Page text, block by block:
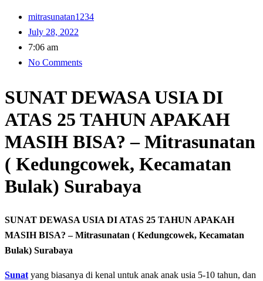
mitrasunatan1234
July 28, 2022
7:06 am
No Comments
SUNAT DEWASA USIA DI
ATAS 25 TAHUN APAKAH
MASIH BISA? – Mitrasunatan
( Kedungcowek, Kecamatan
Bulak) Surabaya
SUNAT DEWASA USIA DI ATAS 25 TAHUN APAKAH
MASIH BISA? – Mitrasunatan ( Kedungcowek, Kecamatan
Bulak) Surabaya
Sunat yang biasanya di kenal untuk anak anak usia 5-10 tahun, dan